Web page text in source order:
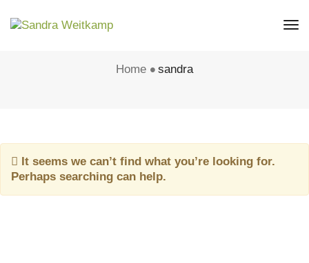
Home sandra
It seems we can’t find what you’re looking for.
Perhaps searching can help.